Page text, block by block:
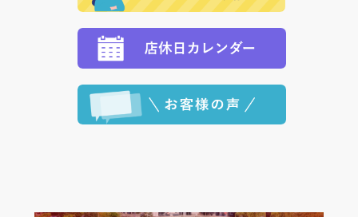
ます。 （到着日指定をされている場合は、ご指定の日
程に合わせてお届けいたします。）